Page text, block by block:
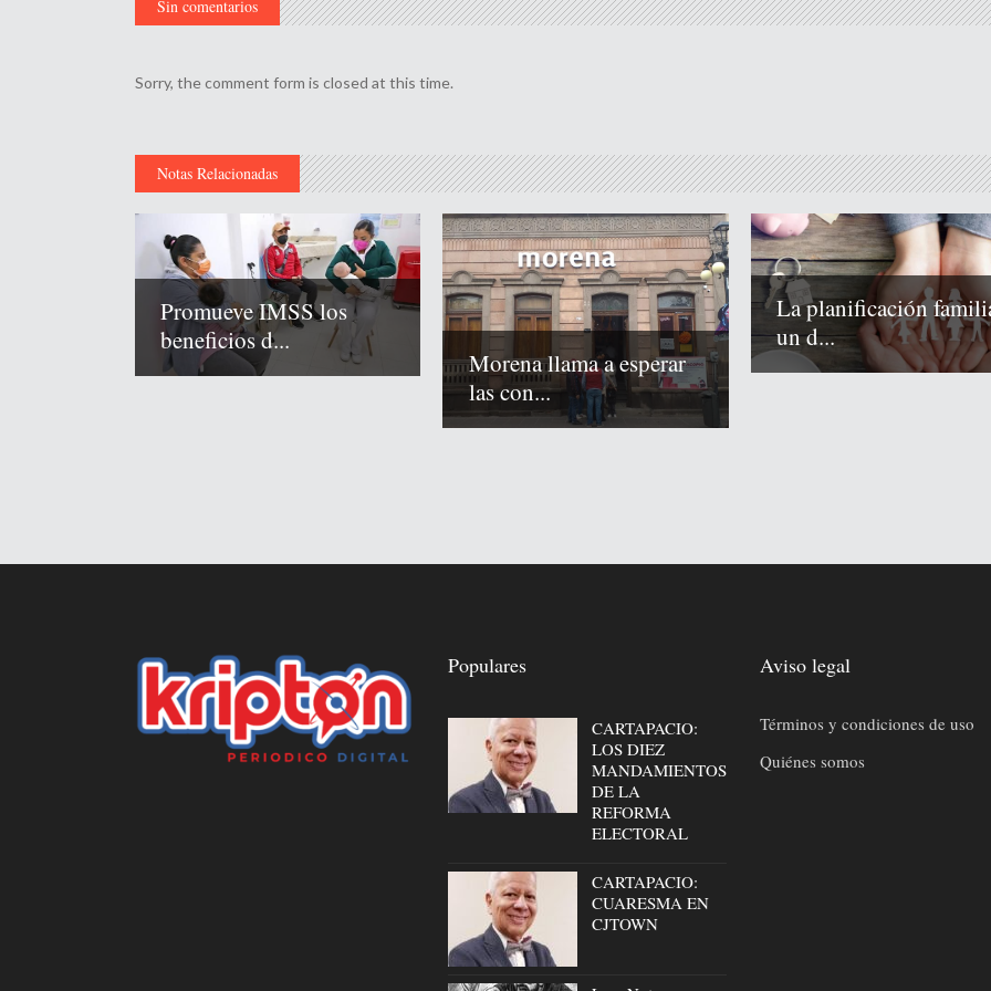
Sin comentarios
Sorry, the comment form is closed at this time.
Notas Relacionadas
Promueve IMSS los
beneficios d...
Morena llama a esperar
las con...
La planificación
un d...
Populares
CARTAPACIO:
LOS DIEZ
MANDAMIENTOS
DE LA
REFORMA
ELECTORAL
CARTAPACIO:
CUARESMA EN
CJTOWN
Aviso legal
Términos y condiciones de uso
Quiénes somos